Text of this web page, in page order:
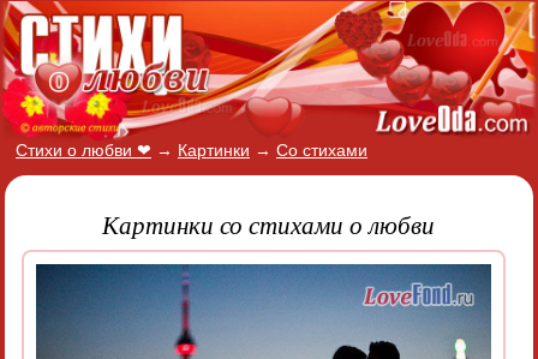
Стихи о любви ❤ → Картинки → Со стихами
Картинки со стихами о любви